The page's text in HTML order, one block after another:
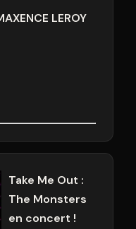
LEROY
Take Me Out :
The Monsters
en concert !